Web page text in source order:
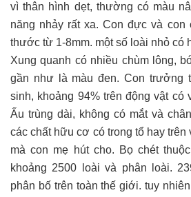
vì thân hình dẹt, thường có màu
năng nhảy rất xa. Con đực và con
thước từ 1-8mm. một số loài nhỏ có
Xung quanh có nhiều chùm lông,
gần như là màu đen. Con trưởng
sinh, khoảng 94% trên động vật có
Ấu trùng dài, không có mắt và
các chất hữu cơ có trong tổ hay trên
mà con mẹ hút cho. Bọ chét
khoảng 2500 loài và phân loài.
phân bố trên toàn thế giới. tuy